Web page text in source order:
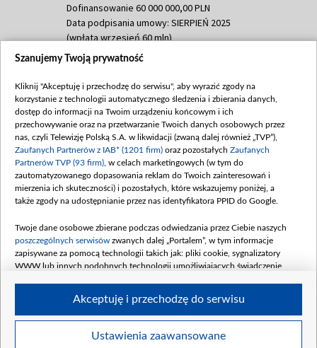
Dofinansowanie 60 000 000,00 PLN
Data podpisania umowy: SIERPIEŃ 2025
(wpłata wrzesień 60 mln)
Dofinansowanie 635 783 051,21 PLN
(wpłata wrzesień 100 mln, październik 350
mln, listopad 265 mln)
Dofinansowanie 48 862 000,00 PLN
Data podpisania umowy: GRUDZIEŃ 2025
(wpłata grudzień 60,548 mln)
Dofinansowanie 900 000 000,00 PLN
Data podpisania umowy: LUTY 2026 (wpłata
kwiecień 180 mln, 7 maja 180 mln, 8
czerwca 90 mln)
Dofinansowanie 250 000 000,00 PLN
4 sierpnia 250 mln
Szanujemy Twoją prywatność
Kliknij "Akceptuję i przechodzę do serwisu", aby wyrazić zgody na
korzystanie z technologii automatycznego śledzenia i zbierania danych,
dostęp do informacji na Twoim urządzeniu końcowym i ich
przechowywanie oraz na przetwarzanie Twoich danych osobowych przez
nas, czyli Telewizję Polską S.A. w likwidacji (zwaną dalej również „TVP”),
Zaufanych Partnerów z IAB* (1201 firm) oraz pozostałych Zaufanych
Partnerów TVP (93 firm) , w celach marketingowych (w tym do
zautomatyzowanego dopasowania reklam do Twoich zainteresowań i
mierzenia ich skuteczności) i pozostałych, które wskazujemy poniżej, a
także zgody na udostępnianie przez nas identyfikatora PPID do Google.
Twoje dane osobowe zbierane podczas odwiedzania przez Ciebie naszych
poszczególnych serwisów zwanych dalej „Portalem”, w tym informacje
zapisywane za pomocą technologii takich jak: pliki cookie, sygnalizatory
WWW lub innych podobnych technologii umożliwiających świadczenie
Twoje dane osobowe zbierane podczas odwiedzania przez Ciebie
Ustawienia zaawansowane
Akceptuję i przechodzę do serwisu